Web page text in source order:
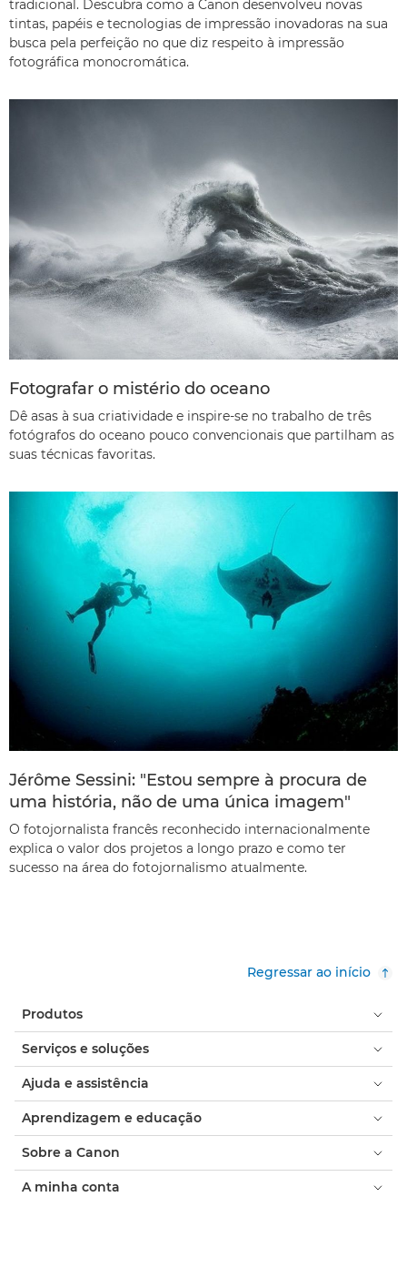
tradicional. Descubra como a Canon desenvolveu novas
tintas, papéis e tecnologias de impressão inovadoras na sua
busca pela perfeição no que diz respeito à impressão
fotográfica monocromática.
Fotografar o mistério do oceano
Dê asas à sua criatividade e inspire-se no trabalho de três
fotógrafos do oceano pouco convencionais que partilham as
suas técnicas favoritas.
Jérôme Sessini: "Estou sempre à procura de
uma história, não de uma única imagem"
O fotojornalista francês reconhecido internacionalmente
explica o valor dos projetos a longo prazo e como ter
sucesso na área do fotojornalismo atualmente.
Regressar ao início
Produtos
Serviços e soluções
Ajuda e assistência
Aprendizagem e educação
Sobre a Canon
A minha conta